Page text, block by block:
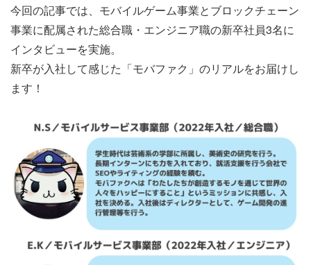
今回の記事では、モバイルゲーム事業とブロックチェーン
事業に配属された総合職・エンジニア職の新卒社員3名に
インタビューを実施。
新卒が入社して感じた「モバファク」のリアルをお届けし
ます！